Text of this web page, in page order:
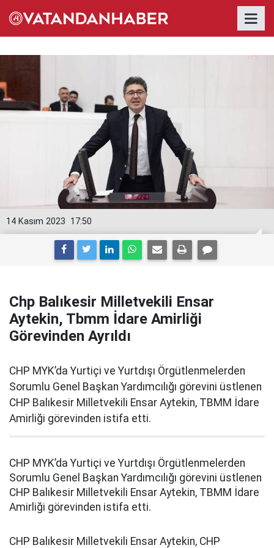
17:50
14 Kasım 2023
Chp Balıkesir Milletvekili Ensar
Aytekin, Tbmm İdare Amirliği
Görevinden Ayrıldı
CHP MYK’da Yurtiçi ve Yurtdışı Örgütlenmelerden
Sorumlu Genel Başkan Yardımcılığı görevini üstlenen
CHP Balıkesir Milletvekili Ensar Aytekin, TBMM İdare
Amirliği görevinden istifa etti.
CHP MYK’da Yurtiçi ve Yurtdışı Örgütlenmelerden
Sorumlu Genel Başkan Yardımcılığı görevini üstlenen
CHP Balıkesir Milletvekili Ensar Aytekin, TBMM İdare
Amirliği görevinden istifa etti.
CHP Balıkesir Milletvekili Ensar Aytekin, CHP